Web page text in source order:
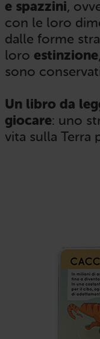
e spazzini,
con le loro
dalle forme
loro estinzione
sono
Un libro da
giocare: uno
vita sulla Terra